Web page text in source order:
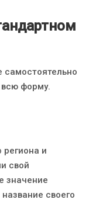
самостоятельно
всю форму.
региона и
свой
значение
своего